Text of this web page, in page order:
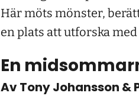
Här möts mönster,
en plats att utforska
En
Av Tony Johansson &